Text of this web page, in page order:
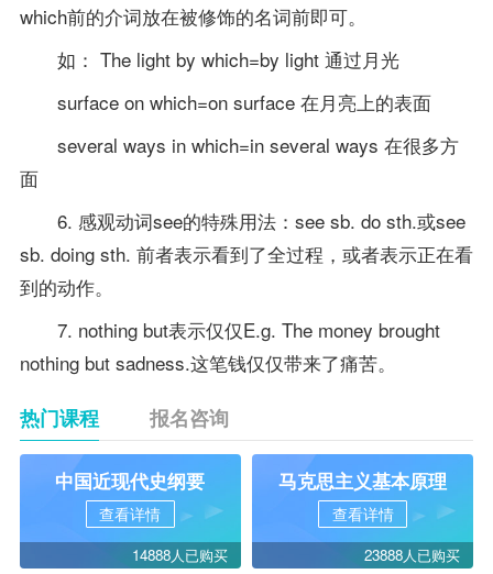
which前的介词放在被修饰的名词前即可。
如： The light by which=by light 通过月光
surface on which=on surface 在月亮上的表面
several ways in which=in several ways 在很多方
面
6. 感观动词see的特殊用法：see sb. do sth.或see
sb. doing sth. 前者表示看到了全过程，或者表示正在看
到的动作。
7. nothing but表示仅仅E.g. The money brought
nothing but sadness.这笔钱仅仅带来了痛苦。
热门课程 报名咨询
中国近现代史纲要
查看详情
14888人已购买
马克思主义基本原理
查看详情
23888人已购买